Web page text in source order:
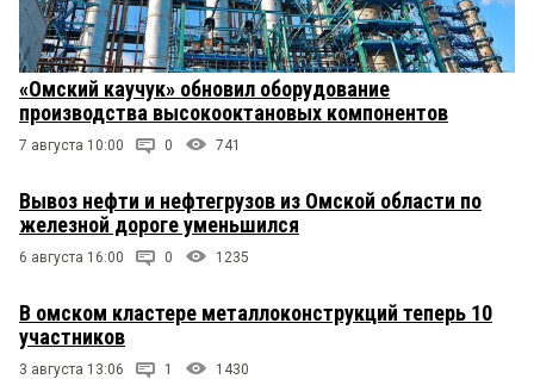
«Омский каучук» обновил оборудование
производства высокооктановых компонентов
7 августа 10:00 0 741
Вывоз нефти и нефтегрузов из Омской области по
железной дороге уменьшился
6 августа 16:00 0 1235
В омском кластере металлоконструкций теперь 10
участников
3 августа 13:06 1 1430